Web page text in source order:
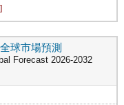
球市場預測
Forecast 2026-2032